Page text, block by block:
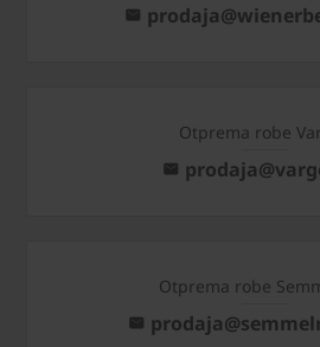
Otprema robe
Otprema robe